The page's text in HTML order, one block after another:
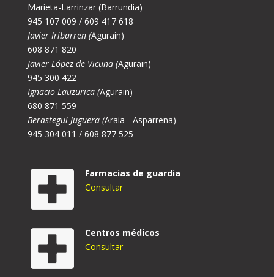
Marieta-Larrinzar (Barrundia)
945 107 009 / 609 417 618
Javier Iribarren (Agurain)
608 871 820
Javier López de Vicuña (Agurain)
945 300 422
Ignacio Lauzurica (Agurain)
680 871 559
Berastegui Juguera (Araia - Asparrena)
945 304 011 / 608 877 525
Farmacias de guardia
Consultar
Centros médicos
Consultar